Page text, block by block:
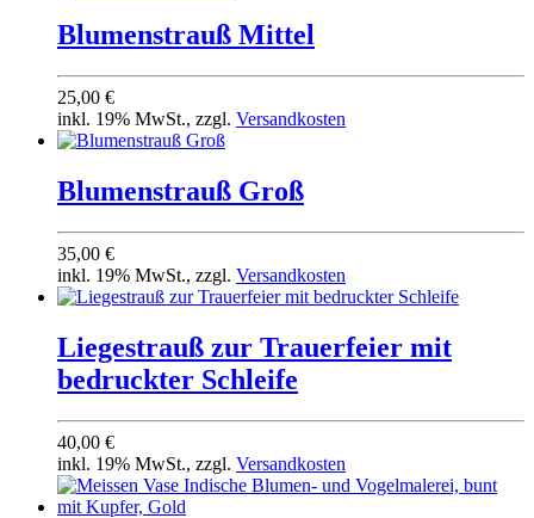
Blumenstrauß Mittel
25,00 €
inkl. 19% MwSt., zzgl. Versandkosten
Blumenstrauß Groß
35,00 €
inkl. 19% MwSt., zzgl. Versandkosten
Liegestrauß zur Trauerfeier mit
bedruckter Schleife
40,00 €
inkl. 19% MwSt., zzgl. Versandkosten